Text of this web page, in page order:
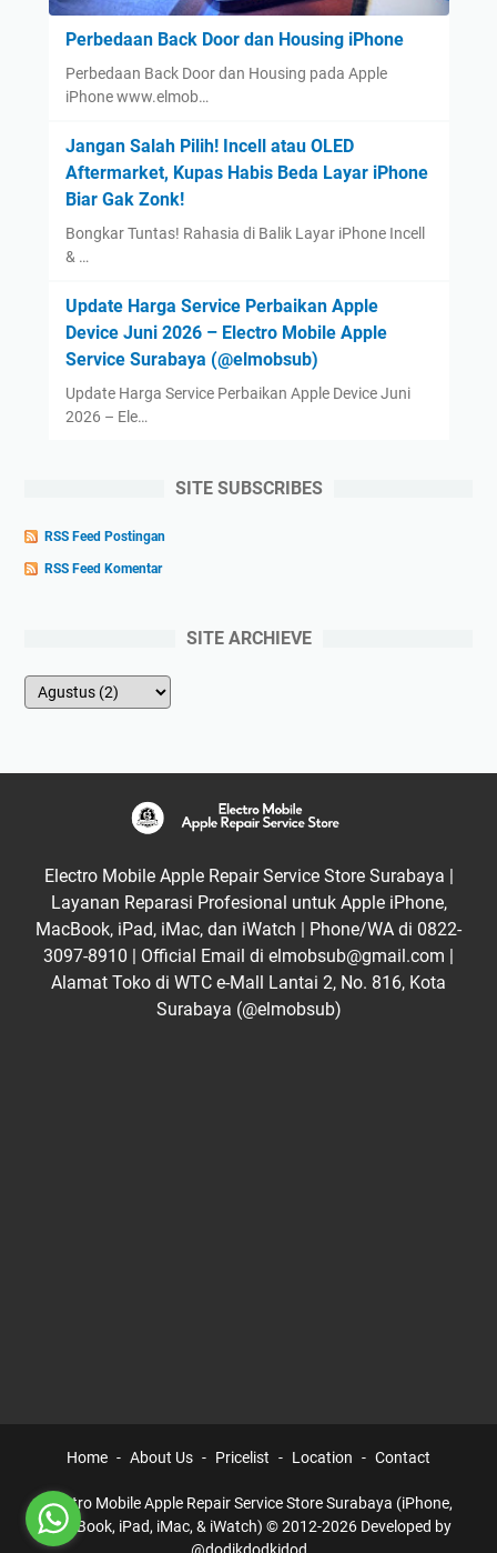
Perbedaan Back Door dan Housing iPhone
Perbedaan Back Door dan Housing pada Apple
iPhone www.elmob…
Jangan Salah Pilih! Incell atau OLED
Aftermarket, Kupas Habis Beda Layar iPhone
Biar Gak Zonk!
Bongkar Tuntas! Rahasia di Balik Layar iPhone Incell
& …
Update Harga Service Perbaikan Apple
Device Juni 2026 – Electro Mobile Apple
Service Surabaya (@elmobsub)
Update Harga Service Perbaikan Apple Device Juni
2026 – Ele…
SITE SUBSCRIBES
RSS Feed Postingan
RSS Feed Komentar
SITE ARCHIEVE
Electro Mobile Apple Repair Service Store Surabaya |
Layanan Reparasi Profesional untuk Apple iPhone,
MacBook, iPad, iMac, dan iWatch | Phone/WA di 0822-
3097-8910 | Official Email di elmobsub@gmail.com |
Alamat Toko di WTC e-Mall Lantai 2, No. 816, Kota
Surabaya (@elmobsub)
Home About Us Pricelist Location Contact
Electro Mobile Apple Repair Service Store Surabaya (iPhone,
MacBook, iPad, iMac, & iWatch) © 2012-2026 Developed by
@dodikdodkidod